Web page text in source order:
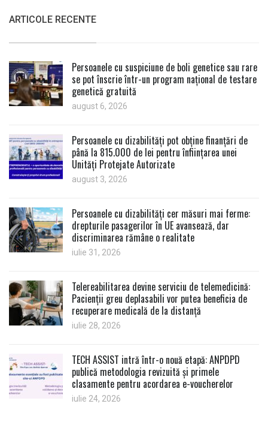
ARTICOLE RECENTE
Persoanele cu suspiciune de boli genetice sau rare
se pot înscrie într-un program național de testare
genetică gratuită
august 6, 2026
Persoanele cu dizabilități pot obține finanțări de
până la 815.000 de lei pentru înființarea unei
Unități Protejate Autorizate
august 3, 2026
Persoanele cu dizabilități cer măsuri mai ferme:
drepturile pasagerilor în UE avansează, dar
discriminarea rămâne o realitate
iulie 31, 2026
Telereabilitarea devine serviciu de telemedicină:
Pacienții greu deplasabili vor putea beneficia de
recuperare medicală de la distanță
iulie 28, 2026
TECH ASSIST intră într-o nouă etapă: ANPDPD
publică metodologia revizuită și primele
clasamente pentru acordarea e-voucherelor
iulie 24, 2026